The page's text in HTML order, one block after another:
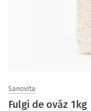
Sanovita
Fulgi de ovăz 1kg